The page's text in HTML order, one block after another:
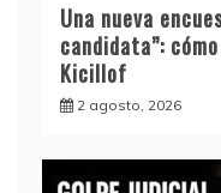
Una nueva
candidata”:
Kicillof
2 agosto, 2026